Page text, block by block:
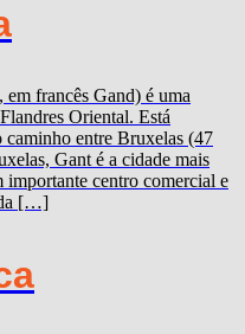
em francês Gand) é uma
Oriental. Está
caminho entre Bruxelas (47
Gant é a cidade mais
centro comercial e
da […]